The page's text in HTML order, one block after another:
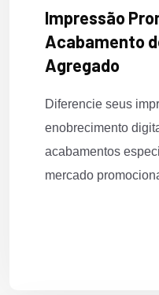
Impressão
Acabamento
Agregado
Diferencie seus
enobrecimento
acabamentos
mercado